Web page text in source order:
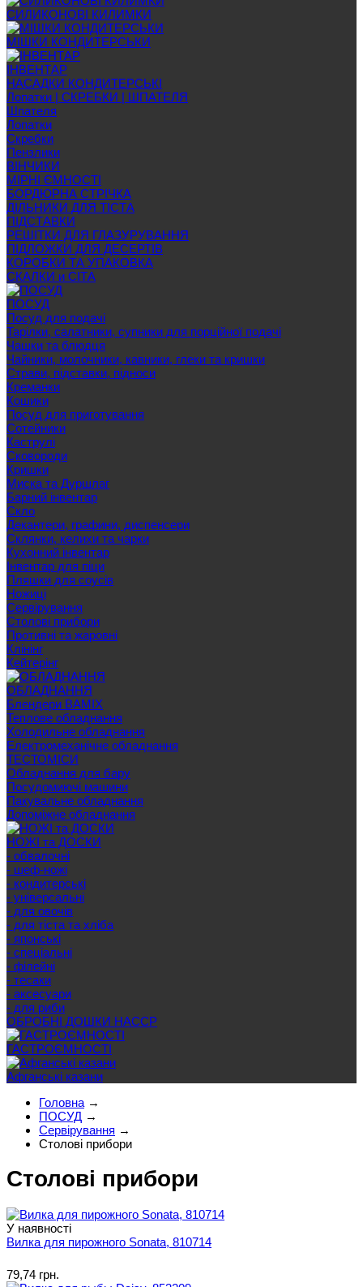
СИЛИКОНОВІ КИЛИМКИ
МІШКИ КОНДИТЕРСЬКИ
ІНВЕНТАР
НАСАДКИ КОНДИТЕРСЬКІ
Лопатки | СКРЕБКИ | ШПАТЕЛЯ
Шпателя
Лопатки
Скребки
Пензлики
ВІНЧИКИ
МІРНІ ЄМНОСТІ
БОРДЮРНА СТРІЧКА
ДІЛЬНИКИ ДЛЯ ТІСТА
ПІДСТАВКИ
РЕШІТКИ ДЛЯ ГЛАЗУРУВАННЯ
ПІДЛОЖКИ ДЛЯ ДЕСЕРТІВ
КОРОБКИ ТА УПАКОВКА
СКАЛКИ и СІТА
ПОСУД
Посуд для подачі
Тарілки, салатники, супники для порційної подачі
Чашки та блюдця
Чайники, молочники, кавники, глеки та кришки
Страви, підставки, підноси
Креманки
Кошики
Посуд для приготування
Сотейники
Каструлі
Сковороди
Кришки
Миска та Дуршлаг
Барний інвентар
Скло
Декантери, графини, диспенсери
Склянки, келихи та чарки
Кухонний інвентар
Інвентар для піци
Пляшки для соусів
Ножиці
Сервірування
Cтолові прибори
Противні та жаровні
Клінінг
Кейтерінг
ОБЛАДНАННЯ
Блендери BAMIX
Теплове обладнання
Холодильне обладнання
Електромеханічне обладнання
ТЕСТОМІСИ
Обладнання для бару
Посудомиючі машини
Пакувальне обладнання
Допоміжне обладнання
НОЖІ та ДОСКИ
- обвалочні
- шеф-ножі
- кондитерські
- універсальні
- для овочів
- для тіста та хліба
- японські
- спеціальні
- філейні
- тесаки
- аксесуари
- для риби
ОБРОБНІ ДОШКИ HACCP
ГАСТРОЄМНОСТІ
Афганські казани
Головна →
ПОСУД →
Сервірування →
Cтолові прибори
Cтолові прибори
У наявності
Вилка для пирожного Sonata, 810714
79,74 грн.